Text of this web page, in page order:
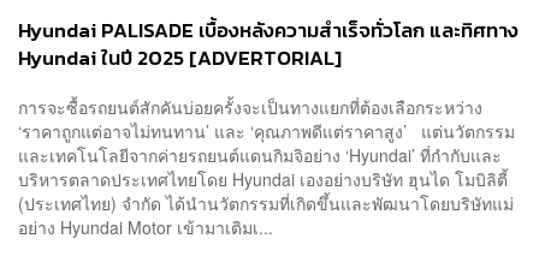
Hyundai PALISADE เบื้องหลังความสำเร็จทั่วโลก และทิศทาง
Hyundai ในปี 2025 [ADVERTORIAL]
การจะซื้อรถยนต์สักคันบ่อยครั้งจะเป็นทางแยกที่ต้องเลือกระหว่าง
‘ราคาถูกแต่อาจไม่ทนทาน’ และ ‘คุณภาพดีแต่ราคาสูง’ แต่นวัตกรรม
และเทคโนโลยีจากค่ายรถยนต์แดนกิมจิอย่าง ‘Hyundai’ ที่กำกับและ
บริหารตลาดประเทศไทยโดย Hyundai เองอย่างบริษัท ฮุนได โมบิลิตี้
(ประเทศไทย) จำกัด ได้นำนวัตกรรมที่เกิดขึ้นและพัฒนาโดยบริษัทแม่
อย่าง Hyundai Motor เข้ามาเติมเ...